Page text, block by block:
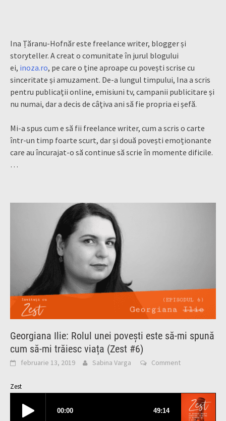
Ina Țăranu-Hofnăr este freelance writer, blogger și
storyteller. A creat o comunitate în jurul blogului
ei, inoza.ro, pe care o ține aproape cu povești scrise cu
sinceritate și amuzament. De-a lungul timpului, Ina a scris
pentru publicații online, emisiuni tv, campanii publicitare și
nu numai, dar a decis de câțiva ani să fie propria ei șefă.
Mi-a spus cum e să fii freelance writer, cum a scris o carte
într-un timp foarte scurt, dar și două povești emoționante
care au încurajat-o să continue să scrie în momente dificile.
…
Georgiana Ilie: Rolul unei povești este să-mi spună
cum să-mi trăiesc viața (Zest #6)
februarie 13, 2019 Sabina Varga Comment
Zest